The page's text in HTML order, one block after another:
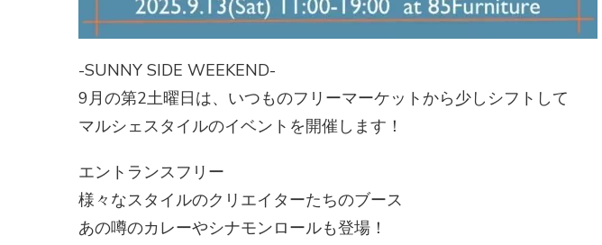
-SUNNY SIDE WEEKEND-
9月の第2土曜日は、いつものフリーマーケットから少しシフトして
マルシェスタイルのイベントを開催します！
エントランスフリー
様々なスタイルのクリエイターたちのブース
あの噂のカレーやシナモンロールも登場！